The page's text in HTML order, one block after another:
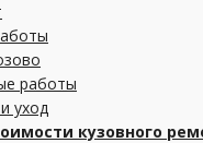
работы
уход
кузовного